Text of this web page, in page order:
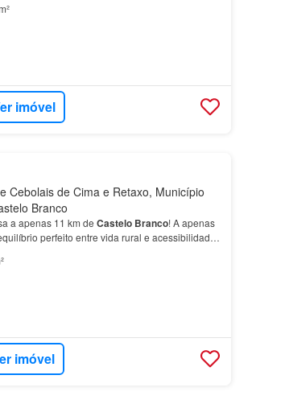
imóvel
Cebolais de Cima e Retaxo, Município
Branco
a apenas 11 km de Castelo Branco! A apenas
perfeito entre vida rural e acessibilidade
imóvel